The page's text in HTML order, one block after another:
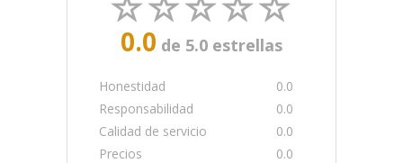
0.0 de 5.0 estrellas
Honestidad
0.0
Responsabilidad
0.0
Calidad de servicio
0.0
Precios
0.0